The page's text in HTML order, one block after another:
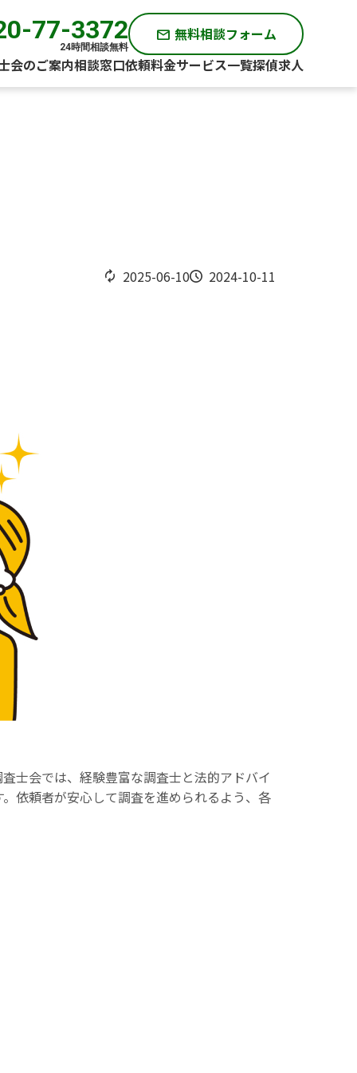
77-3372
24時間相談無料
mail 無料相談フォーム
会のご案内相談窓口依頼料金サービス一覧探偵求人
2025-06-10 2024-10-11
士会では、経験豊富な調査士と法的アドバイ
依頼者が安心して調査を進められるよう、各